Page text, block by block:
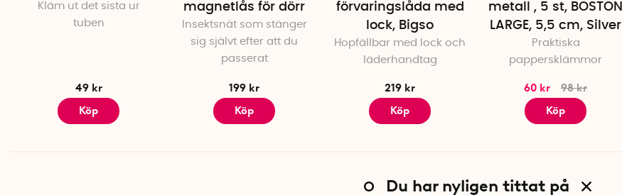
Kläm ut det sista ur
tuben
49 kr
Köp
magnetlås för dörr
Insektsnät som stänger
sig självt efter att du
passerat
199 kr
Köp
förvaringslåda med
lock, Bigso
Hopfällbar med lock och
läderhandtag
219 kr
Köp
metall , 5 st, BOSTON
LARGE, 5,5 cm, Silver
Praktiska
pappersklämmor
60 kr
98 kr
Köp
Du har nyligen tittat på